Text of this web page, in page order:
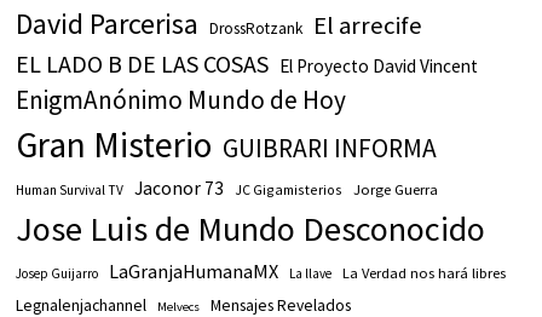
David Parcerisa DrossRotzank El arrecife
EL LADO B DE LAS COSAS El Proyecto David Vincent
EnigmAnónimo Mundo de Hoy
Gran Misterio GUIBRARI INFORMA
Human Survival TV Jaconor 73 JC Gigamisterios Jorge Guerra
Jose Luis de Mundo Desconocido
Josep Guijarro LaGranjaHumanaMX La llave La Verdad nos hará libres
Legnalenjachannel Melvecs Mensajes Revelados